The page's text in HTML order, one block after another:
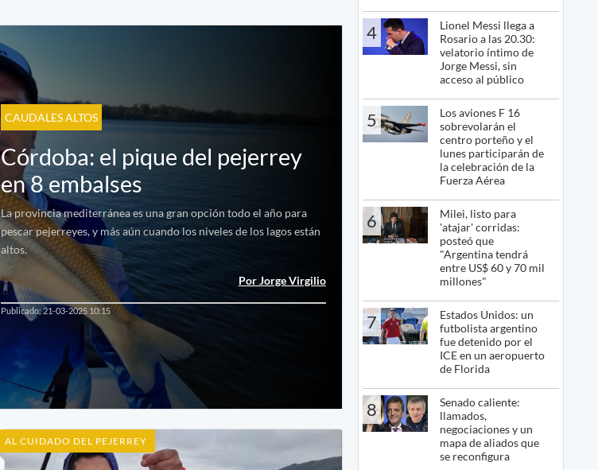
CAUDALES ALTOS
Córdoba: el pique del pejerrey
en 8 embalses
La provincia mediterránea es una gran opción todo el año para
pescar pejerreyes, y más aún cuando los niveles de los lagos están
altos.
Por Jorge Virgilio
Publicado: 21-03-2025 10:15
AL CUIDADO DEL PEJERREY
4
Lionel Messi llega a
Rosario a las 20.30:
velatorio íntimo de
Jorge Messi, sin
acceso al público
5
Los aviones F 16
sobrevolarán el
centro porteño y el
lunes participarán de
la celebración de la
Fuerza Aérea
6
Milei, listo para
'atajar' corridas:
posteó que
"Argentina tendrá
entre US$ 60 y 70 mil
millones"
7
Estados Unidos: un
futbolista argentino
fue detenido por el
ICE en un aeropuerto
de Florida
8
Senado caliente:
llamados,
negociaciones y un
mapa de aliados que
se reconfigura